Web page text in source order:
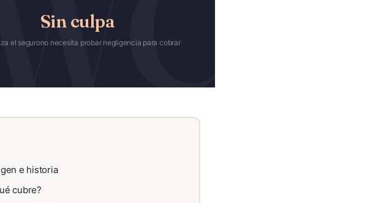
el seguro
Sin culpa
no necesita probar negligencia para cobrar
e historia
cubre?